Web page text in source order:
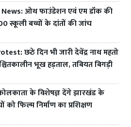
News: ओथ फाउंडेशन एवं एम डॉक की
स्कूली बच्चों के दांतों की जांच
छठे दिन भी जारी देवेंद्र नाथ महतो
भूख हड़ताल, तबियत बिगड़ी
के विशेषज्ञ देंगे झारखंड के
को फिल्म निर्माण का प्रशिक्षण